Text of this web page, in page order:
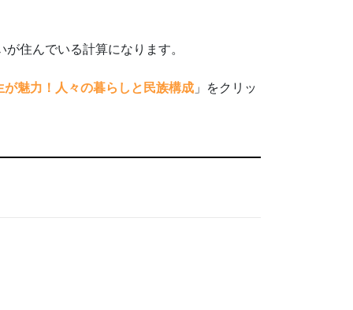
住んでいる計算になります。
が魅力！人々の暮らしと民族構成 」をクリッ